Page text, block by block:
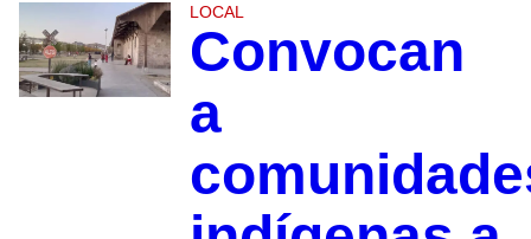
LOCAL
Convocan
a